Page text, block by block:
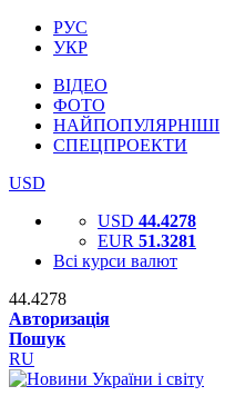
РУС
УКР
ВІДЕО
ФОТО
НАЙПОПУЛЯРНІШІ
СПЕЦПРОЕКТИ
USD
USD 44.4278
EUR 51.3281
Всі курси валют
44.4278
Авторизація
Пошук
RU